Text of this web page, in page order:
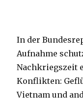
In der
Aufnahme
Nachkriegszeit
Konflikten:
Vietnam und